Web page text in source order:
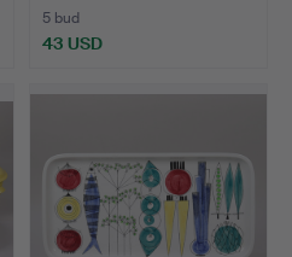
5 bud
43 USD